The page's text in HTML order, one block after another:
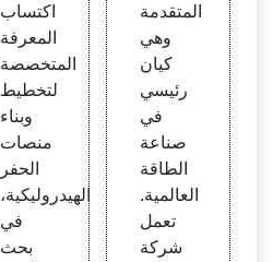
اكتساب
المعرفة
المتخصصة
لتخطيط
وبناء
منصات
الحفر
الهيدروليكية،
في
بحث
المتقدمة
وهي
كيان
رئيسي
في
صناعة
الطاقة
العالمية.
تعمل
شركة